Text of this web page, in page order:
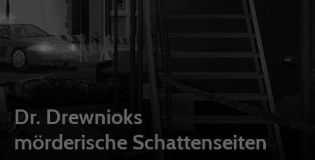
Dr. Drewnioks
mörderische Schattenseiten